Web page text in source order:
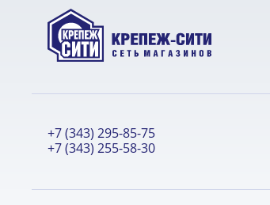
+7 (343) 295-85-75
+7 (343) 255-58-30